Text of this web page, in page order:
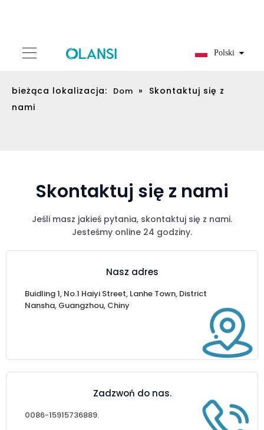
Polski
bieżąca lokalizacja: Dom »
Skontaktuj się z
nami
Skontaktuj się z nami
Jeśli masz jakieś pytania, skontaktuj się z nami.
Jesteśmy online 24 godziny.
Nasz adres
Buidling 1, No.1 Haiyi Street, Lanhe Town, District
Nansha, Guangzhou, Chiny
Zadzwoń do nas.
0086-15915736889.